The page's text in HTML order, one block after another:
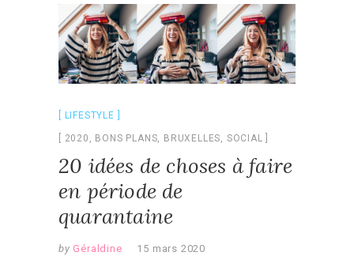
LIFESTYLE
2020 , BONS PLANS, BRUXELLES, SOCIAL
20 idées de choses à faire
en période de
quarantaine
by Géraldine
15 mars 2020